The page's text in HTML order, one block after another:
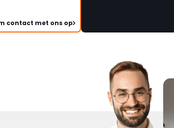
contact met ons op